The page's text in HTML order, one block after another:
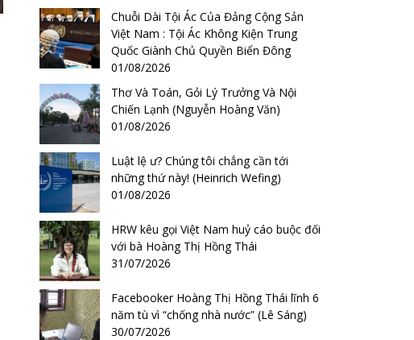
Chuỗi Dài Tội Ác Của Đảng Cộng Sản
Việt Nam : Tội Ác Không Kiện Trung
Quốc Giành Chủ Quyền Biển Đông
01/08/2026
Thơ Và Toán, Gỏi Lý Trưởng Và Nội
Chiến Lạnh (Nguyễn Hoàng Văn)
01/08/2026
Luật lệ ư? Chúng tôi chẳng cần tới
những thứ này! (Heinrich Wefing)
01/08/2026
HRW kêu gọi Việt Nam huỷ cáo buộc đối
với bà Hoàng Thị Hồng Thái
31/07/2026
Facebooker Hoàng Thị Hồng Thái lĩnh 6
năm tù vì “chống nhà nước” (Lê Sáng)
30/07/2026